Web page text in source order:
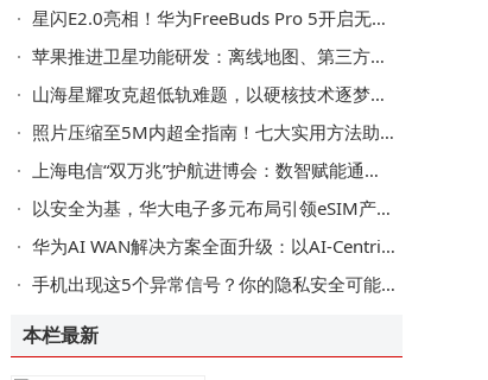
星闪E2.0亮相！华为FreeBuds Pro 5开启无线音频新篇
苹果推进卫星功能研发：离线地图、第三方接入等拓展iPhone新可能
山海星耀攻克超低轨难题，以硬核技术逐梦空天新蓝海
照片压缩至5M内超全指南！七大实用方法助你轻松搞定分享难题
上海电信“双万兆”护航进博会：数智赋能通信保障，服务跨越语言距离
以安全为基，华大电子多元布局引领eSIM产业迈向新高度
华为AI WAN解决方案全面升级：以AI-Centric助力运营商迈向Net5.5G R2智能新阶段
手机出现这5个异常信号？你的隐私安全可能受威胁，速查应对措施
本栏最新